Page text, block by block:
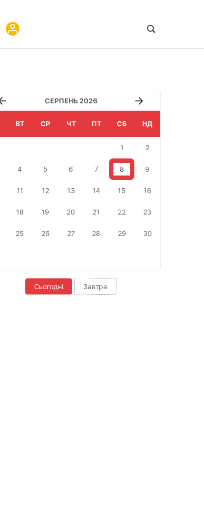
СЕРПЕНЬ 2026
ВТ СР ЧТ ПТ СБ НД
1 2
4 5 6 7 8 9
11 12 13 14 15 16
18 19 20 21 22 23
25 26 27 28 29 30
Сьогодні Завтра